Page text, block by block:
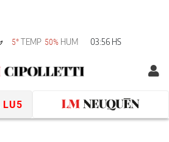
5° TEMP 50% HUM 03:56 HS
LU5